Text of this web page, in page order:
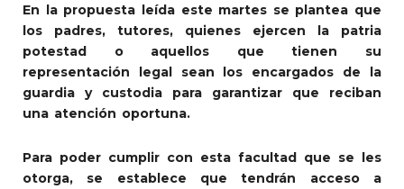
En la propuesta leída este martes se plantea que
los padres, tutores, quienes ejercen la patria
potestad o aquellos que tienen su
representación legal sean los encargados de la
guardia y custodia para garantizar que reciban
una atención oportuna.
Para poder cumplir con esta facultad que se les
otorga, se establece que tendrán acceso a